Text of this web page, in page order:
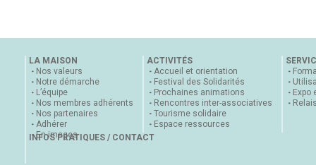
LA MAISON
Nos valeurs
Notre démarche
L’équipe
Nos membres adhérents
Nos partenaires
Adhérer
En images
ACTIVITÉS
Accueil et orientation
Festival des Solidarités
Prochaines animations
Rencontres inter-associatives
Tourisme solidaire
Espace ressources
Expo
INFOS PRATIQUES / CONTACT